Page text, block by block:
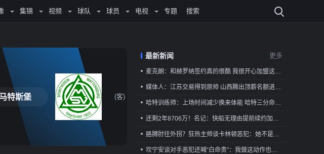
集锦 视频 球队 球员 电视 专题 搜索
(客)
马特斯堡
最新新闻 更多
麦克朗：和赫罗纳签约真的很酷 我很开心加盟这支球队
媒体人：江苏交易得到原帅 山西腾出顶薪名额进行下一步交易
哈特训练师：上场时间减少换来体能 哈特三分命中率因此提高到41%
还剩2年8706万！名记：快船无理由提前续约加兰 瓦格勒乃未来基石
胳膊肘往外拐？狂热主帅谈卡林顿恶犯：她不是故意的 防守得强硬
坎宁安谈对手恶犯还喊“白命贵”：我做这动作也被驱 别打种族牌